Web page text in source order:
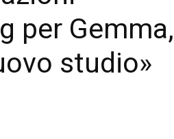
per Gemma,
studio»